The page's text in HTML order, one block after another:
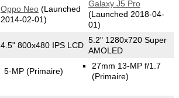
Oppo Neo(Launched
2014-02-01)
Galaxy J5 Pro
(Launched 2018-04-
01)
4.5" 800x480 IPS LCD
5.2" 1280x720 Super
AMOLED
5-MP (Primaire)
27mm 13-MP f/1.7
(Primaire)